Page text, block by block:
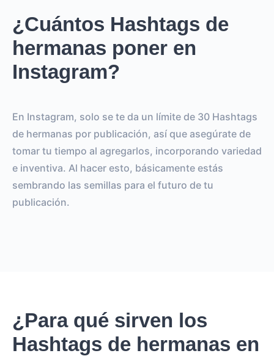
¿Cuántos Hashtags de
hermanas poner en
Instagram?
En Instagram, solo se te da un límite de 30 Hashtags
de hermanas por publicación, así que asegúrate de
tomar tu tiempo al agregarlos, incorporando variedad
e inventiva. Al hacer esto, básicamente estás
sembrando las semillas para el futuro de tu
publicación.
¿Para qué sirven los
Hashtags de hermanas en